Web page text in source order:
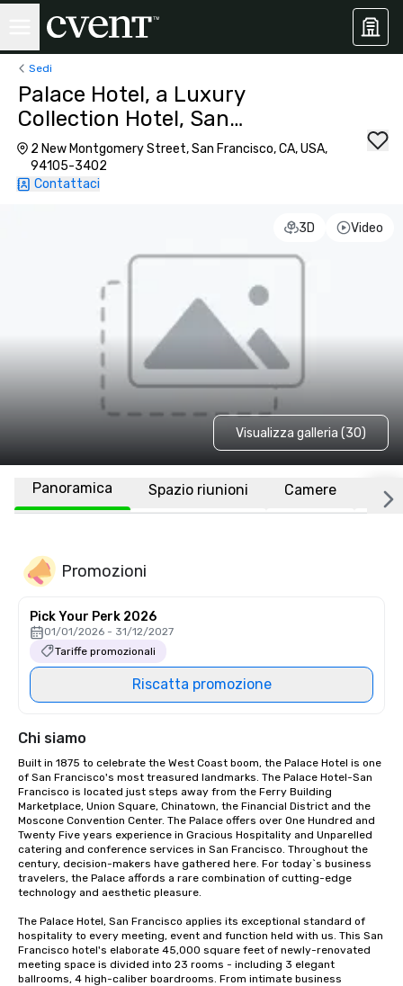
Sedi
Palace Hotel, a Luxury
Collection Hotel, San
Francisco
2 New Montgomery Street, San Francisco, CA, USA,
94105-3402
Contattaci
3D Video
Visualizza galleria (30)
Panoramica Spazio riunioni Camere
Promozioni
Pick Your Perk 2026
01/01/2026 - 31/12/2027
Tariffe promozionali
Riscatta promozione
Chi siamo
Built in 1875 to celebrate the West Coast boom, the Palace Hotel is one
of San Francisco's most treasured landmarks. The Palace Hotel-San
Francisco is located just steps away from the Ferry Building
Marketplace, Union Square, Chinatown, the Financial District and the
Moscone Convention Center. The Palace offers over One Hundred and
Twenty Five years experience in Gracious Hospitality and Unparelled
catering and conference services in San Francisco. Throughout the
century, decision-makers have gathered here. For today`s business
travelers, the Palace affords a rare combination of cutting-edge
technology and aesthetic pleasure.
The Palace Hotel, San Francisco applies its exceptional standard of
hospitality to every meeting, event and function held with us. This San
Francisco hotel's elaborate 45,000 square feet of newly-renovated
meeting space is divided into 23 rooms - including 3 elegant
ballrooms, 4 high-caliber boardrooms. From intimate business